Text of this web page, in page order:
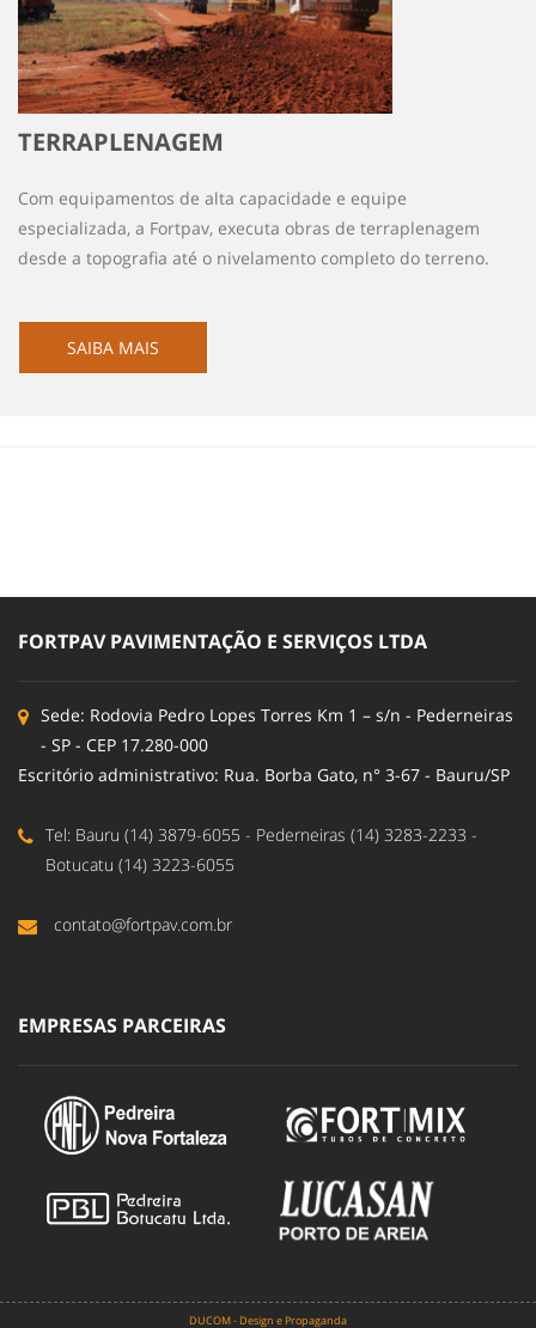
TERRAPLENAGEM
Com equipamentos de alta capacidade e equipe
especializada, a Fortpav, executa obras de terraplenagem
desde a topografia até o nivelamento completo do terreno.
SAIBA MAIS
FORTPAV PAVIMENTAÇÃO E SERVIÇOS LTDA
Sede: Rodovia Pedro Lopes Torres Km 1 – s/n - Pederneiras
- SP - CEP 17.280-000
Escritório administrativo: Rua. Borba Gato, n° 3-67 - Bauru/SP
Tel: Bauru (14) 3879-6055 - Pederneiras (14) 3283-2233 -
Botucatu (14) 3223-6055
contato@fortpav.com.br
EMPRESAS PARCEIRAS
DUCOM - Design e Propaganda